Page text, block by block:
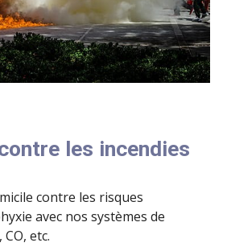
les incendies
contre les risques
avec nos systèmes de
etc.